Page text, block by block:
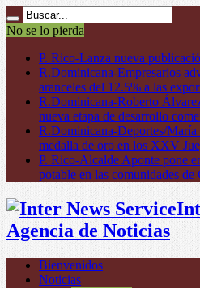
No se lo pierda
P. Rico-Lanza nueva
R.Dominicana-Empresarios
aranceles del 12.5% a las
R.Dominicana-Roberto
nueva etapa de desarrollo
R.Dominicana-Deportes/
medalla de oro en los XXV
P. Rico-Alcalde Aponte pone
potable en las comunidades de
Agencia de Noticias
Bienvenidos
Noticias